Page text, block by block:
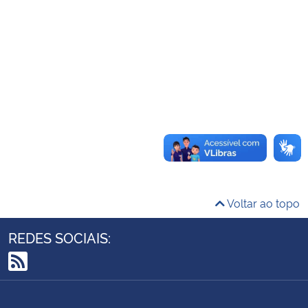
Controladoria-Geral da União
Voltar ao topo
REDES SOCIAIS:
RSS